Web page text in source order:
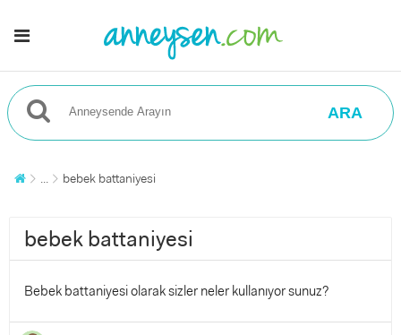
ARA
... bebek battaniyesi
bebek battaniyesi
Bebek battaniyesi olarak sizler neler kullanıyor sunuz?